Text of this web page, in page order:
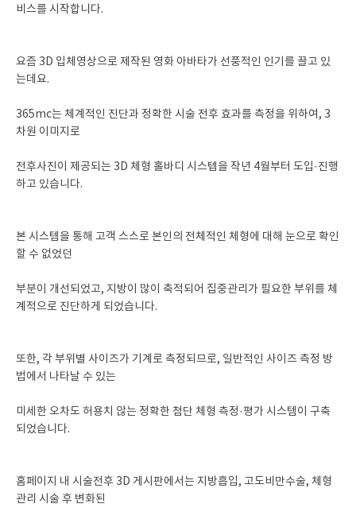
비스를 시작합니다.
요즘 3D 입체영상으로 제작된 영화 아바타가 선풍적인 인기를 끌고 있
는데요.
365mc는 체계적인 진단과 정확한 시술 전후 효과를 측정을 위하여, 3
차원 이미지로
전후사진이 제공되는 3D 체형 홀바디 시스텝을 작년 4월부터 도입·진행
하고 있습니다.
본 시스템을 통해 고객 스스로 본인의 전체적인 체형에 대해 눈으로 확인
할 수 없었던
부분이 개선되었고, 지방이 많이 축적되어 집중관리가 필요한 부위를 체
계적으로 진단하게 되었습니다.
또한, 각 부위별 사이즈가 기계로 측정되므로, 일반적인 사이즈 측정 방
법에서 나타날 수 있는
미세한 오차도 허용치 않는 정확한 첨단 체형 측정·평가 시스템이 구축
되었습니다.
홈페이지 내 시술전후 3D 게시판에서는 지방흡입, 고도비만수술, 체형
관리 시술 후 변화된